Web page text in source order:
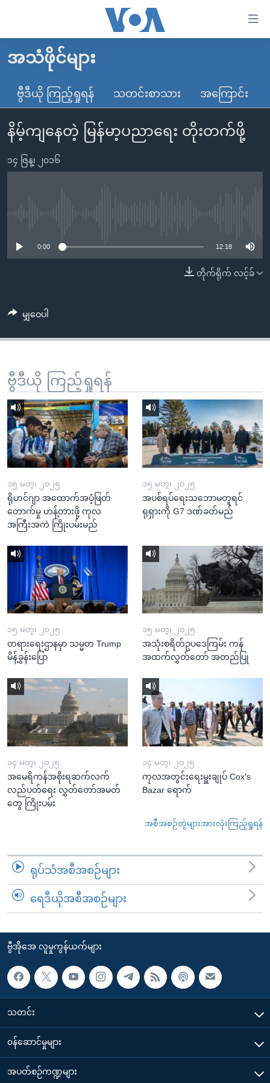
လွယ်ကူ
သည့်
Link
များ
ပင်မ
ပင်မ
စာမျက်နှာ
ကျော်
ရန်
ရှာဖွေ
ရန်
နေရာ
သို့
ကျော်
ရန်
မူလစာမျက်နှာ
မြန်မာ
ကမ္ဘာ့သတင်းများ
နိုင်ငံတကာ
တရုတ်
ဗွီဒီယို
ရပ်ဝန်းတခု လမ်းတခု အလွန်
ရုပ်ရှင်ထဲက အင်္ဂလိပ်စာ
တီဗွီ
ရေဒီယို/တီဗွီအစီအစဉ်
ဗွီအိုအေ လူမှုကွန်ယက်များ
ဘာသာစကားများ
အသံဖိုင်များ
ဗွီဒီယို ကြည့်ရှုရန် သတင်းစာသား အကြောင်း
နိမ့်ကျနေတဲ့ မြန်မာ့ပညာရေး တိုးတက်ဖို့
၁၄ ဇြန္၊ ၂၀၁၆
0:00 12:18
တိုက်ရိုက် လင့်ခ်
မျှဝေပါ
ဗွီဒီယို ကြည့်ရှုရန်
၁၅ မတ္၊ ၂၀၂၅
ရိုဟင်ဂျာ အထောက်အပံ့ဖြတ်
တောက်မှု ဟန့်တားဖို့ ကုလ
အကြီးအကဲ ကြိုးပမ်းမည်
၁၅ မတ္၊ ၂၀၂၅
အပစ်ရပ်ရေးသဘောမတူရင်
ရုရှားကို G7 ဒဏ်ခတ်မည်
၁၅ မတ္၊ ၂၀၂၅
တရားရေးဌာနမှာ သမ္မတ Trump
မိန့်ခွန်းပြော
၁၅ မတ္၊ ၂၀၂၅
အသုံးစရိတ်ဥပဒေကြမ်း ကန်
အထက်လွှတ်တော် အတည်ပြု
၁၄ မတ္၊ ၂၀၂၅
အမေရိကန်အစိုးရဆက်လက်
လည်ပတ်ရေး လွှတ်တော်အမတ်
တွေ ကြိုးပမ်း
၁၄ မတ္၊ ၂၀၂၅
ကုလအတွင်းရေးမှူးချုပ် Cox's
Bazar ရောက်
အစီအစဉ်တွဲများအားလုံးကြည့်ရှုရန်
ရုပ်သံအစီအစဉ်များ
ရေဒီယိုအစီအစဉ်များ
ဗွီအိုအေ လူမှုကွန်ယက်များ
သတင်း
၀န်ဆောင်မှုများ
အပတ်စဉ်ကဏ္ဍများ